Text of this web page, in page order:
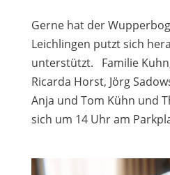
Gerne hat der
Leichlingen putzt sich
unterstützt. Familie
Ricarda Horst, Jörg
Anja und Tom Kühn und
sich um 14 Uhr am